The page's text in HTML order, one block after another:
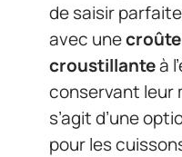
de saisir
avec une
croustillanteà
conservant leur
s’agit d’une
pour les